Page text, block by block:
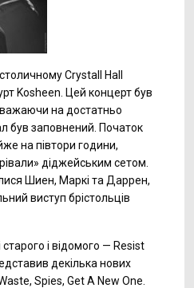
Crystall Hall
Kosheen. Цей концерт був
на достатньо
був заповнений. Початок
на півтори години,
діджейським сетом.
Шиен, Маркі та Даррен,
виступ брістольців
і відомого — Resist
декілька нових
Spies, Get A New One.